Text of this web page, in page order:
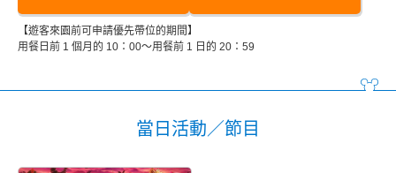
【遊客來園前可申請優先帶位的期間】
用餐日前 1 個月的 10：00～用餐前 1 日的 20：59
當日活動／節目